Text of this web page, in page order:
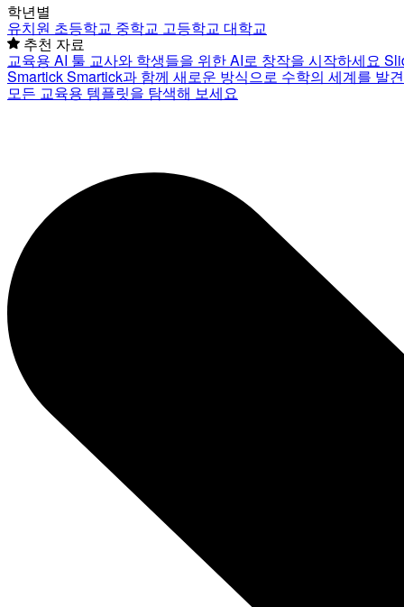
학년별
유치원 초등학교 중학교 고등학교 대학교
추천 자료
교육용 AI 툴 교사와 학생들을 위한 AI로 창작을 시작하세요
SmartickSmartick과 함께 새로운 방식으로 수학의 세계를 발
모든 교육용 템플릿을 탐색해 보세요